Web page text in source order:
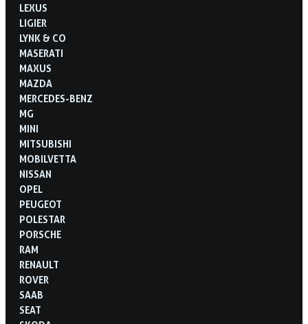
LEXUS
LIGIER
LYNK & CO
MASERATI
MAXUS
MAZDA
MERCEDES-BENZ
MG
MINI
MITSUBISHI
MOBILVETTA
NISSAN
OPEL
PEUGEOT
POLESTAR
PORSCHE
RAM
RENAULT
ROVER
SAAB
SEAT